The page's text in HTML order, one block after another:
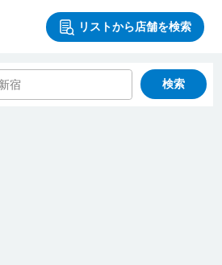
リストから店舗を検索
検索